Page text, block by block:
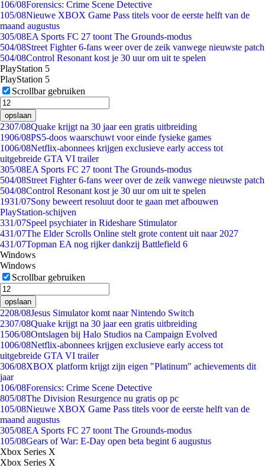
106/08Forensics: Crime Scene Detective
105/08Nieuwe XBOX Game Pass titels voor de eerste helft van de
maand augustus
305/08EA Sports FC 27 toont The Grounds-modus
504/08Street Fighter 6-fans weer over de zeik vanwege nieuwste patch
504/08Control Resonant kost je 30 uur om uit te spelen
PlayStation 5
PlayStation 5
Scrollbar gebruiken
opslaan
2307/08Quake krijgt na 30 jaar een gratis uitbreiding
1906/08PS5-doos waarschuwt voor einde fysieke games
1006/08Netflix-abonnees krijgen exclusieve early access tot
uitgebreide GTA VI trailer
305/08EA Sports FC 27 toont The Grounds-modus
504/08Street Fighter 6-fans weer over de zeik vanwege nieuwste patch
504/08Control Resonant kost je 30 uur om uit te spelen
1931/07Sony beweert resoluut door te gaan met afbouwen
PlayStation-schijven
331/07Speel psychiater in Rideshare Stimulator
431/07The Elder Scrolls Online stelt grote content uit naar 2027
431/07Topman EA nog rijker dankzij Battlefield 6
Windows
Windows
Scrollbar gebruiken
opslaan
2208/08Jesus Simulator komt naar Nintendo Switch
2307/08Quake krijgt na 30 jaar een gratis uitbreiding
1506/08Ontslagen bij Halo Studios na Campaign Evolved
1006/08Netflix-abonnees krijgen exclusieve early access tot
uitgebreide GTA VI trailer
306/08XBOX platform krijgt zijn eigen "Platinum" achievements dit
jaar
106/08Forensics: Crime Scene Detective
805/08The Division Resurgence nu gratis op pc
105/08Nieuwe XBOX Game Pass titels voor de eerste helft van de
maand augustus
305/08EA Sports FC 27 toont The Grounds-modus
105/08Gears of War: E-Day open beta begint 6 augustus
Xbox Series X
Xbox Series X